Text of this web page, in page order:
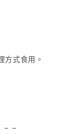
方式食用。
－